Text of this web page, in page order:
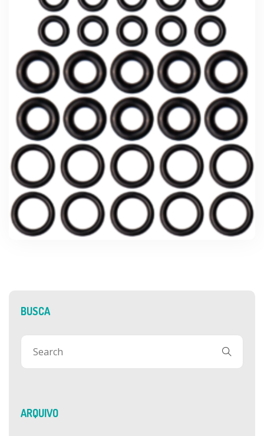
BUSCA
ARQUIVO